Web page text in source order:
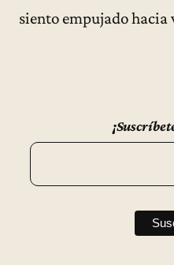
siento empujado hacia